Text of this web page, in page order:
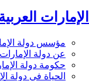
الإمارات
مؤسس دولة
عن دولة
حكومة دولة
الحياة في دولة